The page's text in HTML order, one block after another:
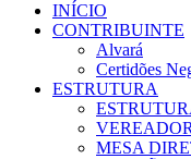
INÍCIO
CONTRIBUINTE
Alvará
Certidões
ESTRUTURA
MESA